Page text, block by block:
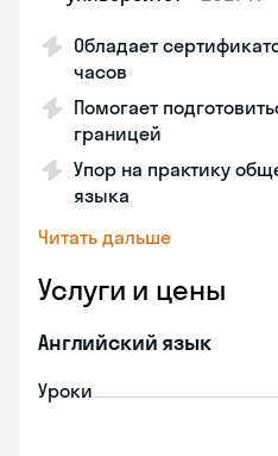
Обладает
часов
Помогает
границей
Упор на практику
языка
Читать дальше
Услуги и цены
Английский язык
Уроки